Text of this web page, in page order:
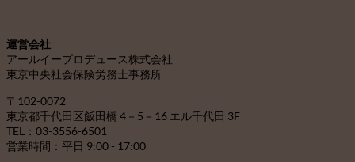
ブ
運営会社
アールイープロデュース株式会社
東京中央社会保険労務士事務所
〒102-0072
東京都千代田区飯田橋 4－5－16 エル千代田 3F
TEL：03-3556-6501
営業時間：平日 9:00 - 17:00